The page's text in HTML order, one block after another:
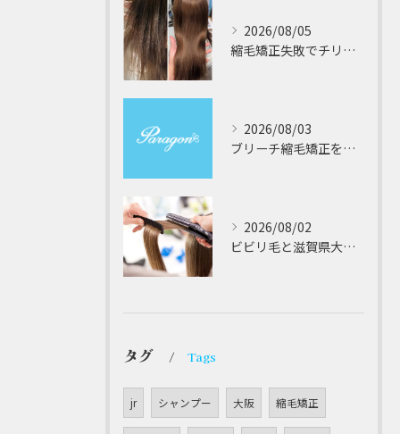
2026/08/05
縮毛矯正失敗でチリチリジリジリの髪をビビり直し専門が丁寧に修復する方法解説
2026/08/03
ブリーチ縮毛矯正を安全に受けるための大阪府対応サロン選びと髪質改善のポイント
2026/08/02
ビビリ毛と滋賀県大津市での他店縮毛矯正失敗をパラゴンヘアーが修復する徹底ガイド
タグ Tags
jr シャンプー 大阪 縮毛矯正